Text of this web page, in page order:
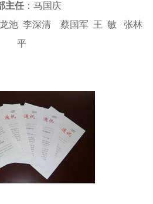
主任 ：马国庆
龙池 李深清 蔡国军 王 敏 张林
平